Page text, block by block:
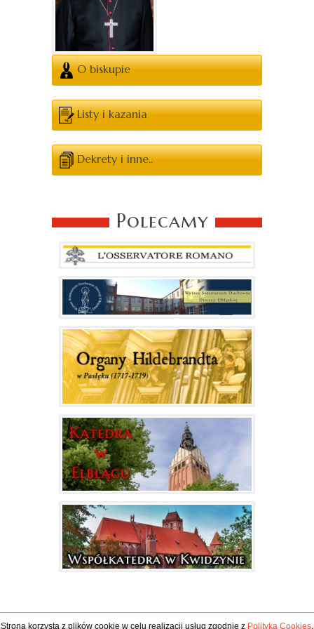
O biskupie
Listy i kazania
Dekrety i inne..
Polecamy
Strona korzysta z plików cookie w celu realizacji usług zgodnie zPolityką Cookies.